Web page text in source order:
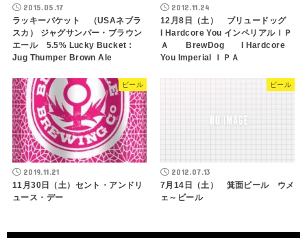
2015.05.17
ラッキーバケット （USAネブラ
スカ） ジャグサンパー・ブラウン
エール 5.5% Lucky Bucket :
Jug Thumper Brown Ale
2012.11.24
12月8日（土） ブリュードッグ
I Hardcore You インペリアルＩＰ
Ａ BrewDog I Hardcore
You Imperial ＩＰＡ
ビール
2019.11.21
11月30日（土）セント・アンドリ
ュース・デー
ビール
2012.07.13
7月14日（土） 箕面ビール ウメ
ェ～ビール